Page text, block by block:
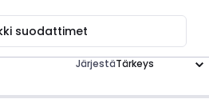
suodattimet
Järjestä